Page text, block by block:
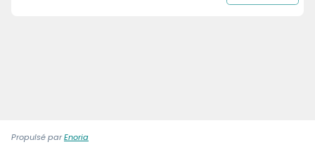
Propulsé parEnoria